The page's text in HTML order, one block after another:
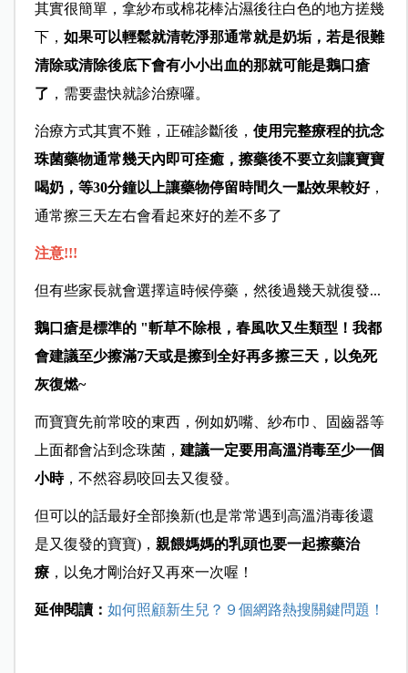
其實很簡單，拿紗布或棉花棒沾濕後往白色的地方搓幾
下， 如果可以輕鬆就清乾淨那通常就是奶垢， 若是很難
清除或清除後底下會有小小出血的那就可能是鵝口瘡
了 ， 需要盡快就診治療囉。
治療方式其實不難，正確診斷後， 使用完整療程的抗念
珠菌藥物通常幾天內即可痊癒，擦藥後不要立刻讓寶寶
喝奶， 等30分鐘以上讓藥物停留時間久一點效果較好，
通常擦三天左右會看起來好的差不多了
注意!!!
但有些家長就會選擇這時候停藥， 然後過幾天就復發...
鵝口瘡是標準的 "斬草不除根，春風吹又生類型！我都
會建議至少擦滿7天或是擦到全好再多擦三天，以免死
灰復燃~
而寶寶先前常咬的東西， 例如奶嘴、紗布巾、固齒器等
上面都會沾到念珠菌， 建議一定要用高溫消毒至少一個
小時， 不然容易咬回去又復發。
但可以的話最好全部換新(也是常常遇到高溫消毒後還
是又復發的寶寶)， 親餵媽媽的乳頭也要一起擦藥治
療， 以免才剛治好又再來一次喔！
延伸閱讀： 如何照顧新生兒？９個網路熱搜關鍵問題！